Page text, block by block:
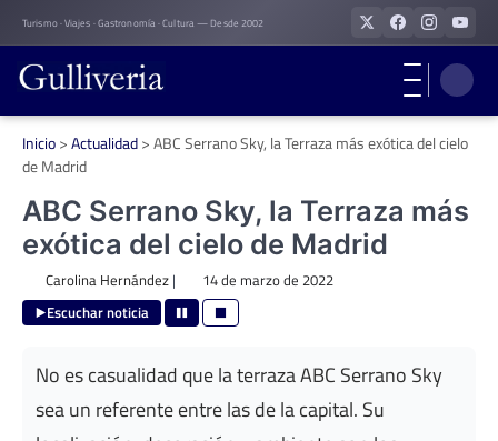
Skip
to
content
Turismo · Viajes · Gastronomía · Cultura — Desde 2002
Inicio>Actualidad>ABC Serrano Sky, la Terraza más exótica del cielo
de Madrid
ABC Serrano Sky, la Terraza más
exótica del cielo de Madrid
Carolina Hernández| 14 de marzo de 2022
Escuchar noticia
No es casualidad que la terraza ABC Serrano Sky
sea un referente entre las de la capital. Su